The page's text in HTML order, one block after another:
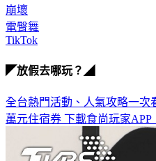
崩壞
電臀舞
TikTok
◤放假去哪玩？◢
全台熱門活動、人氣攻略一次
萬元住宿券 下載食尚玩家